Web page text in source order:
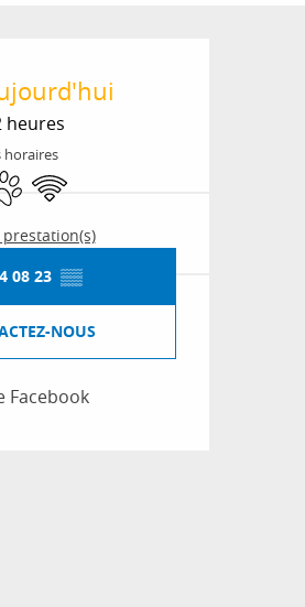
et
heures
horaires
acceptés
WiFi
08 23 ▒▒
NOUS
Facebook